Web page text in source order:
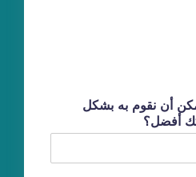
أن نقوم به بشكل